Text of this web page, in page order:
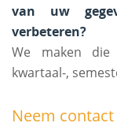
van uw
verbeteren?
We maken die
kwartaal-,
Neem